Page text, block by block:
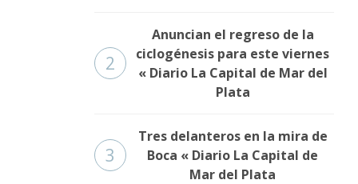
2
Anuncian el regreso de la
ciclogénesis para este viernes
« Diario La Capital de Mar del
Plata
3
Tres delanteros en la mira de
Boca « Diario La Capital de
Mar del Plata